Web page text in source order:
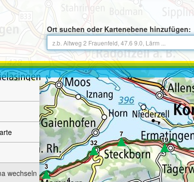
Ort suchen oder Kartenebene hinzufügen:
wechseln